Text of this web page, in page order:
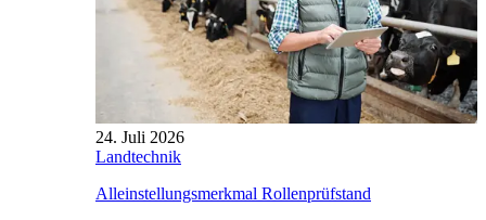
24. Juli 2026
Landtechnik
Alleinstellungsmerkmal Rollenprüfstand